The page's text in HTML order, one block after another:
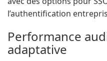
l’authentification
Performance
adaptative